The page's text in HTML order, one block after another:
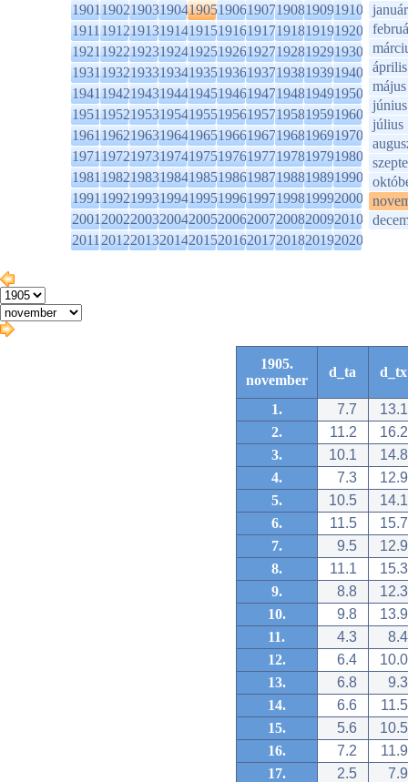
1901190219031904190519061907190819091910
1911191219131914191519161917191819191920
1921192219231924192519261927192819291930
1931193219331934193519361937193819391940
1941194219431944194519461947194819491950
1951195219531954195519561957195819591960
1961196219631964196519661967196819691970
1971197219731974197519761977197819791980
1981198219831984198519861987198819891990
1991199219931994199519961997199819992000
2001200220032004200520062007200820092010
2011201220132014201520162017201820192020
január
április
május
június
július
1905.
november
d_ta d_tx
1. 7.7
13.1
2.
11.2
16.2
3.
10.1
14.8
4.
7.3
12.9
5.
10.5
14.1
6.
11.5
15.7
7.
9.5
12.9
8.
11.1
15.3
9.
8.8
12.3
10.
9.8
13.9
11.
4.3
8.4
12.
6.4
10.0
13.
6.8
9.3
14.
6.6
11.5
15.
5.6
10.5
16.
7.2
11.9
17.
2.5
7.9